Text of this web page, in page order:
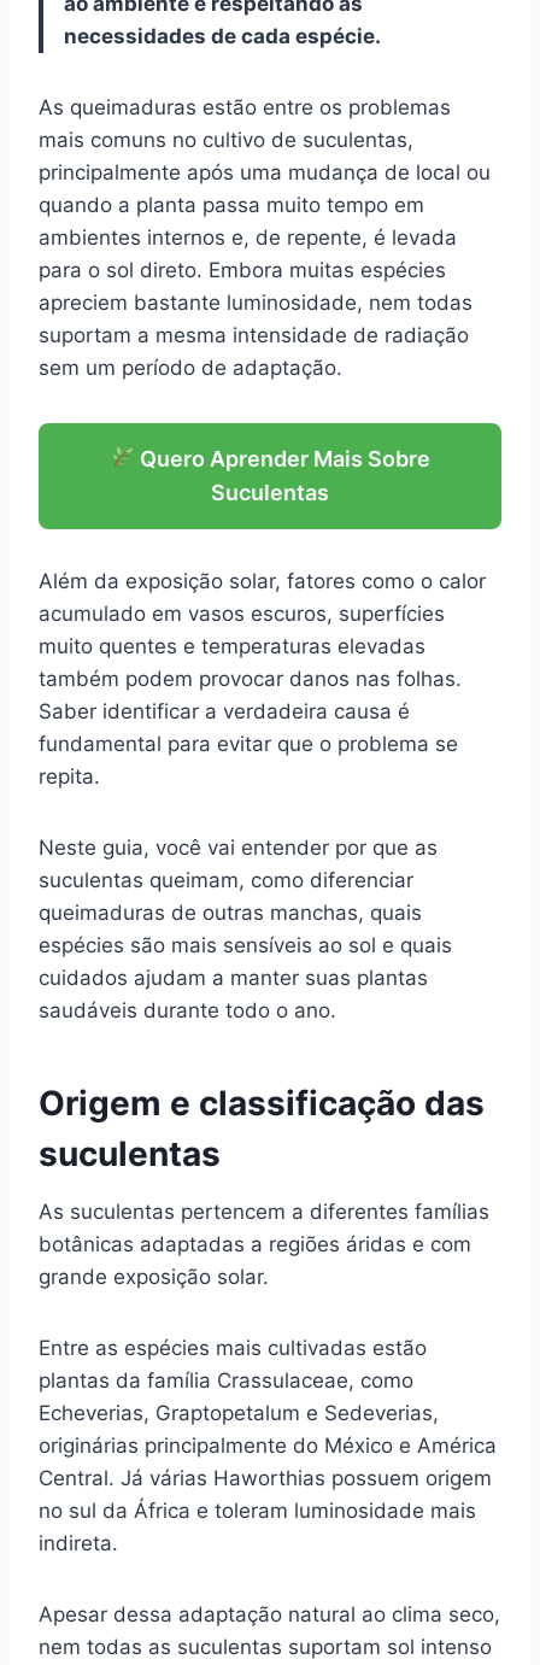
necessidades de cada espécie.
As queimaduras estão entre os problemas
mais comuns no cultivo de suculentas,
principalmente após uma mudança de local ou
quando a planta passa muito tempo em
ambientes internos e, de repente, é levada
para o sol direto. Embora muitas espécies
apreciem bastante luminosidade, nem todas
suportam a mesma intensidade de radiação
sem um período de adaptação.
Quero Aprender Mais Sobre
Suculentas
Além da exposição solar, fatores como o calor
acumulado em vasos escuros, superfícies
muito quentes e temperaturas elevadas
também podem provocar danos nas folhas.
Saber identificar a verdadeira causa é
fundamental para evitar que o problema se
repita.
Neste guia, você vai entender por que as
suculentas queimam, como diferenciar
queimaduras de outras manchas, quais
espécies são mais sensíveis ao sol e quais
cuidados ajudam a manter suas plantas
saudáveis durante todo o ano.
Origem e classificação das
suculentas
As suculentas pertencem a diferentes famílias
botânicas adaptadas a regiões áridas e com
grande exposição solar.
Entre as espécies mais cultivadas estão
plantas da família Crassulaceae, como
Echeverias, Graptopetalum e Sedeverias,
originárias principalmente do México e América
Central. Já várias Haworthias possuem origem
no sul da África e toleram luminosidade mais
indireta.
Apesar dessa adaptação natural ao clima seco,
nem todas as suculentas suportam sol intenso